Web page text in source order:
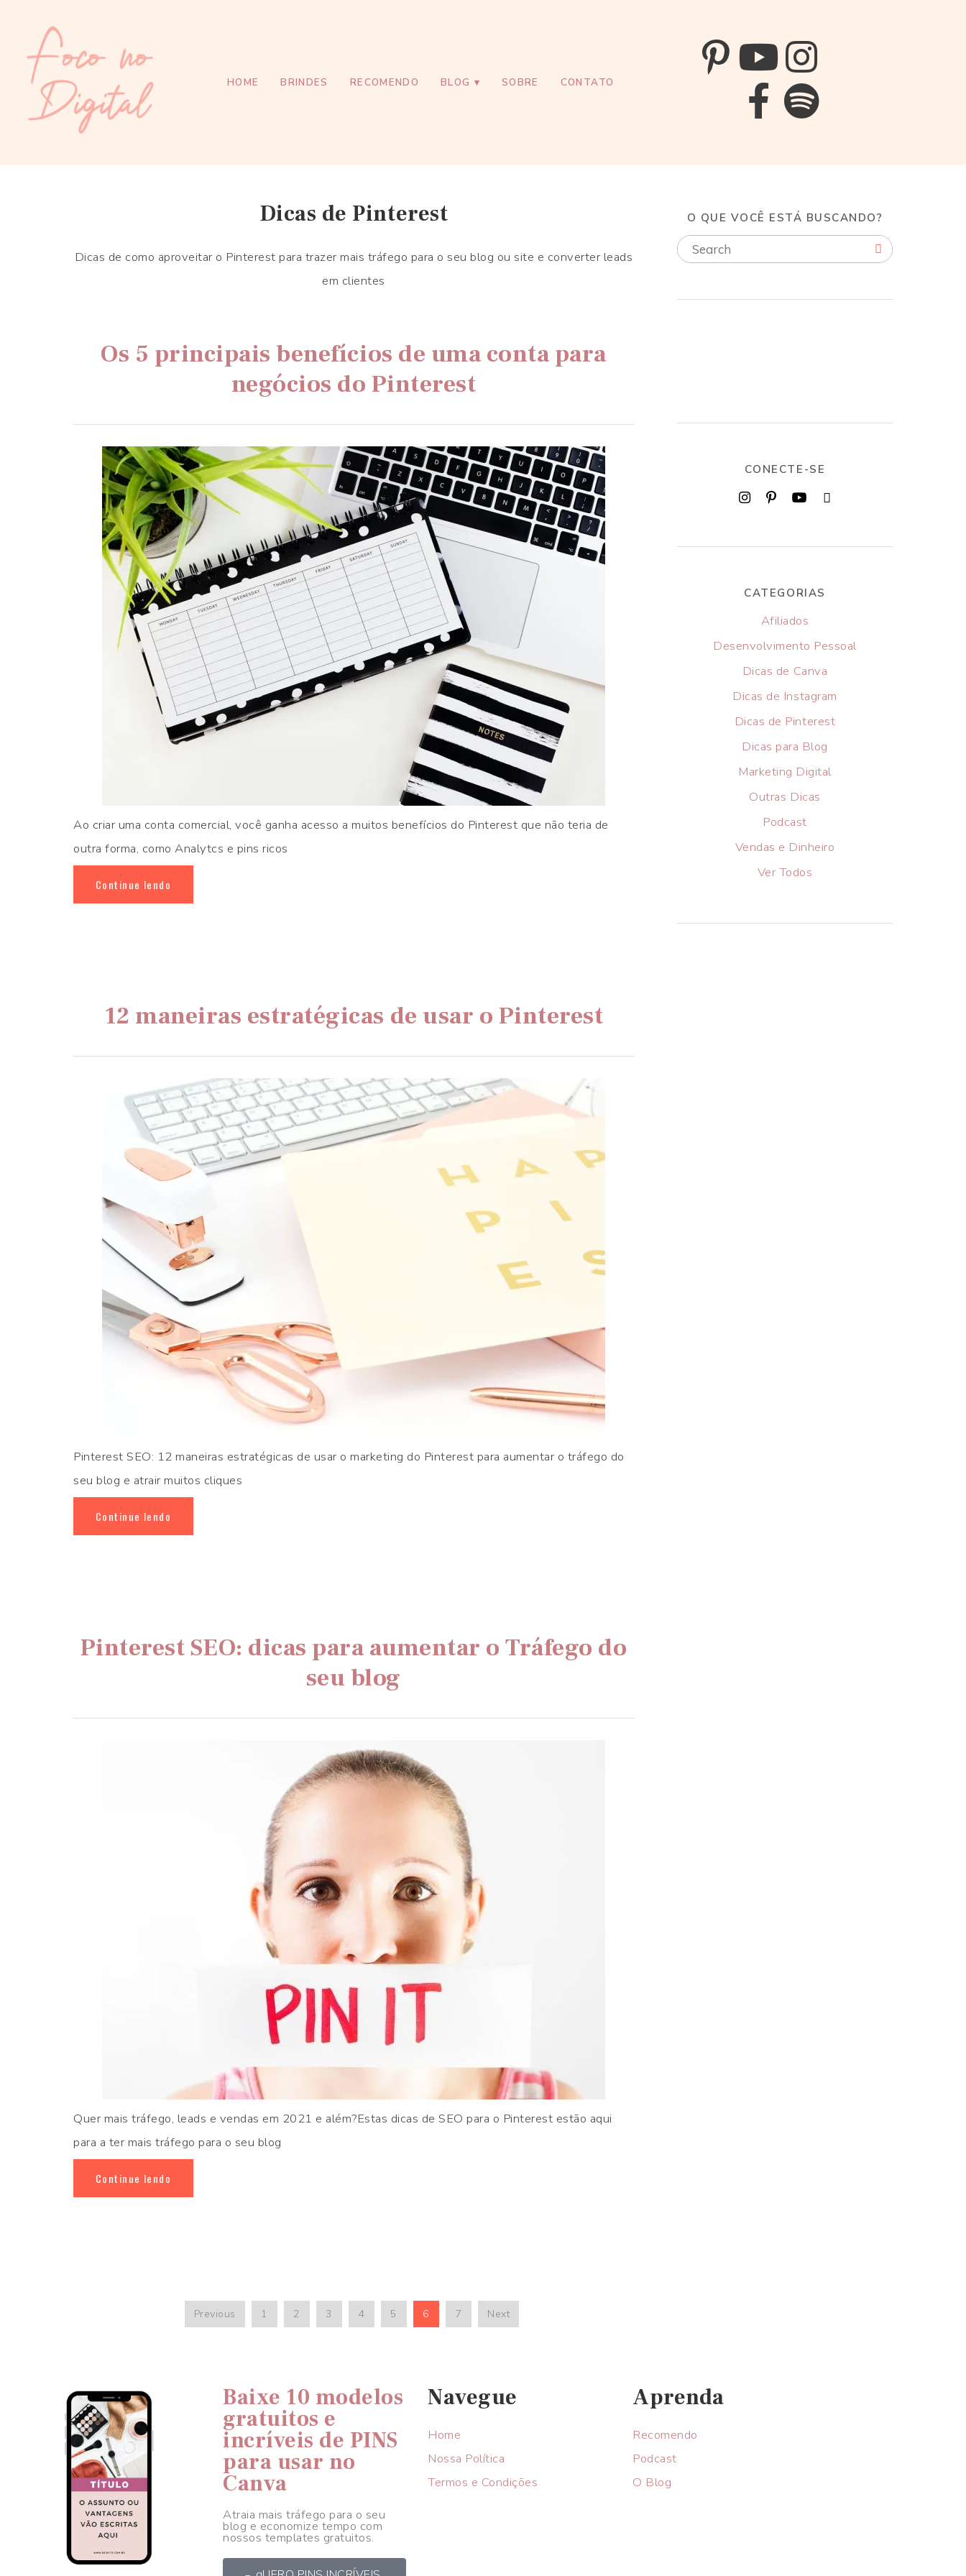
HOME BRINDES RECOMENDO BLOG SOBRE CONTATO
Dicas de Pinterest
Dicas de como aproveitar o Pinterest para trazer mais tráfego para o seu blog ou site e converter leads
em clientes
Os 5 principais benefícios de uma conta para
negócios do Pinterest
Ao criar uma conta comercial, você ganha acesso a muitos benefícios do Pinterest que não teria de
outra forma, como Analytcs e pins ricos
Continue lendo
12 maneiras estratégicas de usar o Pinterest
Pinterest SEO: 12 maneiras estratégicas de usar o marketing do Pinterest para aumentar o tráfego do
seu blog e atrair muitos cliques
Continue lendo
Pinterest SEO: dicas para aumentar o Tráfego do
seu blog
Quer mais tráfego, leads e vendas em 2021 e além?Estas dicas de SEO para o Pinterest estão aqui
para a ter mais tráfego para o seu blog
Continue lendo
Previous 1 2 3 4 5 6 7 Next
O QUE VOCÊ ESTÁ BUSCANDO?
CONECTE-SE
CATEGORIAS
Afiliados
Desenvolvimento Pessoal
Dicas de Canva
Dicas de Instagram
Dicas de Pinterest
Dicas para Blog
Marketing Digital
Outras Dicas
Podcast
Vendas e Dinheiro
Ver Todos
Baixe 10 modelos
gratuitos e
incríveis de PINS
para usar no
Canva
Atraia mais tráfego para o seu
blog e economize tempo com
nossos templates gratuitos.
Navegue
Home
Nossa Política
Termos e Condições
Aprenda
Recomendo
Podcast
O Blog